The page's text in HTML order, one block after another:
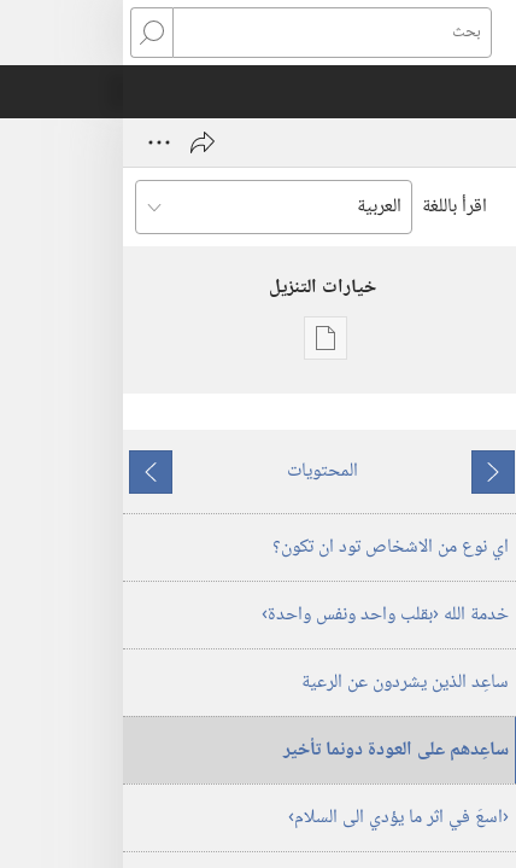
بحث
اقرأ باللغة
خيارات التنزيل
خيارات
المراقبة
(‏الطبعة
الدراسية)‏
‏‎تشرين٢/
نوفمبر‏
ما
يسبق
المحتويات
ما
يلي
اي نوع من الاشخاص تود ان تكون؟‏
خدمة الله ‹بقلب واحد ونفس واحدة›‏
ساعِد الذين يشردون عن الرعية
ساعِدهم على العودة دونما تأخير
‏‹اسعَ في اثر ما يؤدي الى السلام›‏